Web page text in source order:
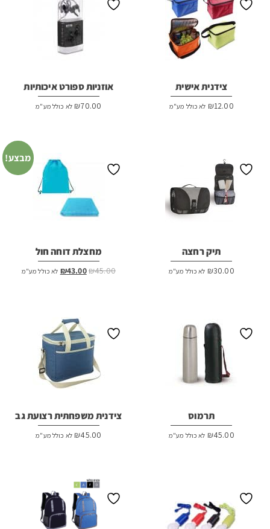
צידנית אישית
₪12.00 לא כולל מע"מ
אוזניות ספורט איכותיות
₪70.00 לא כולל מע"מ
תיק רחצה
₪30.00 לא כולל מע"מ
מבצע!
מחצלת דוחה חול
₪45.00
המחיר₪43.00 המחיר
לא כולל מע"מ
תרמוס
₪45.00 לא כולל מע"מ
צידנית משפחתית רצועת גב
₪45.00 לא כולל מע"מ